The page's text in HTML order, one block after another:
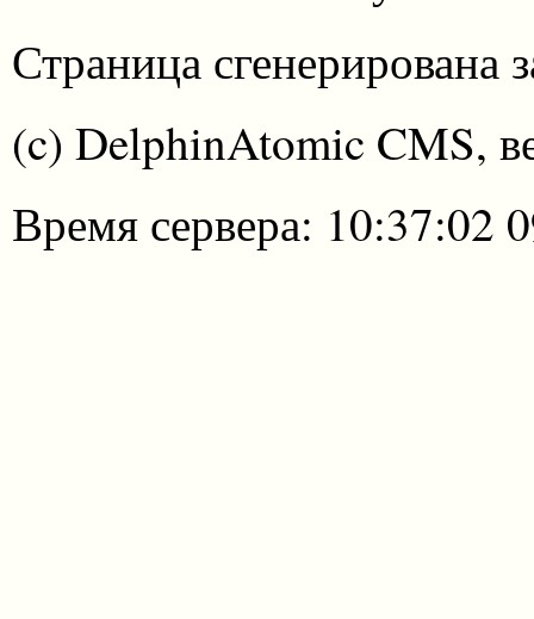
Страница сгенерирована
(c) DelphinAtomic CMS,
Время сервера: 10:37:02